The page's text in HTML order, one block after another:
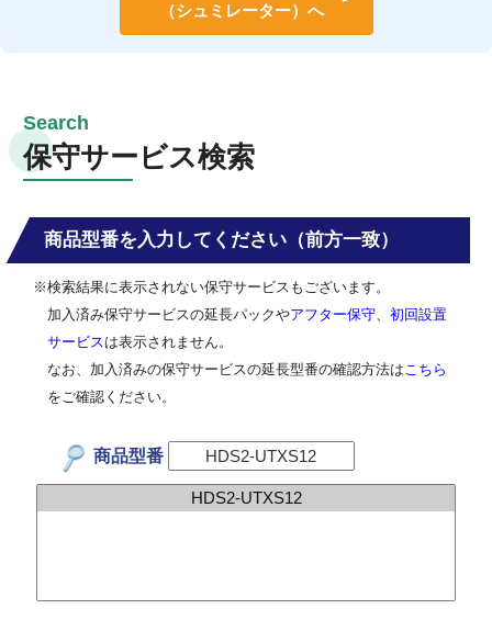
（シュミレーター）へ
保守サービス検索
商品型番を入力してください（前方一致）
※検索結果に表示されない保守サービスもございます。
加入済み保守サービスの延長パックやアフター保守
初回設置
サービス は表示されません。
なお、加入済みの保守サービスの延長型番の確認方法は こちら
をご確認ください。
商品型番